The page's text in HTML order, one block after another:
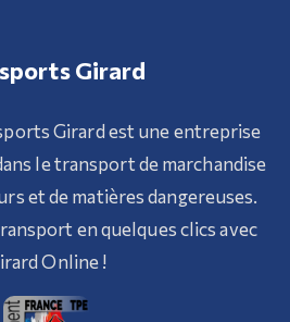
Girard
Girard est une entreprise
le transport de marchandise
et de matières dangereuses.
en quelques clics avec
Online !